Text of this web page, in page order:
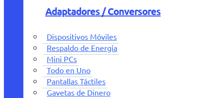
Adaptadores / Conversores
Dispositivos Móviles
Respaldo de Energía
Mini PCs
Todo en Uno
Pantallas Táctiles
Gavetas de Dinero